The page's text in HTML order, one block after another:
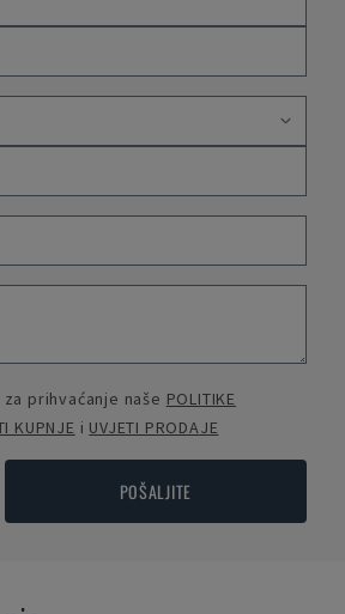
prihvaćanje naše POLITIKE
KUPNJE i UVJETI PRODAJE
POŠALJITE